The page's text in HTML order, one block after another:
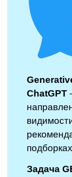
ChatGPT
Задача